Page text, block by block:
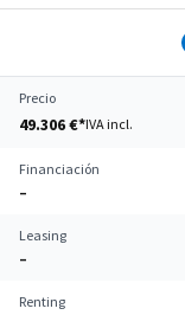
Precio
49.306 €*IVA incl.
Financiación
–
Leasing
–
Renting